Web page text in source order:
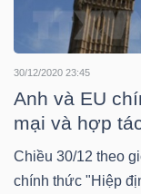
30/12/2020 23:45
Anh và EU
mại và hợp
Chiều 30/12 theo
chính thức "Hiệp
LIỆU
CÔNG